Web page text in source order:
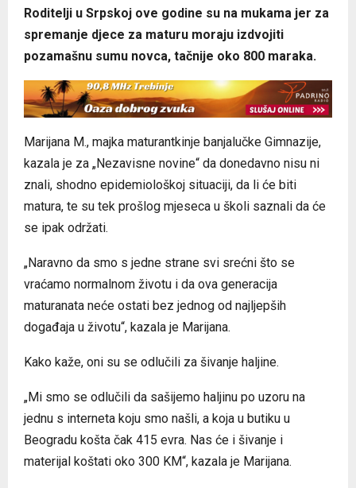
Roditelji u Srpskoj ove godine su na mukama jer za
spremanje djece za maturu moraju izdvojiti
pozamašnu sumu novca, tačnije oko 800 maraka.
Marijana M., majka maturantkinje banjalučke Gimnazije,
kazala je za „Nezavisne novine“ da donedavno nisu ni
znali, shodno epidemiološkoj situaciji, da li će biti
matura, te su tek prošlog mjeseca u školi saznali da će
se ipak održati.
„Naravno da smo s jedne strane svi srećni što se
vraćamo normalnom životu i da ova generacija
maturanata neće ostati bez jednog od najljepših
događaja u životu“, kazala je Marijana.
Kako kaže, oni su se odlučili za šivanje haljine.
„Mi smo se odlučili da sašijemo haljinu po uzoru na
jednu s interneta koju smo našli, a koja u butiku u
Beogradu košta čak 415 evra. Nas će i šivanje i
materijal koštati oko 300 KM“, kazala je Marijana.